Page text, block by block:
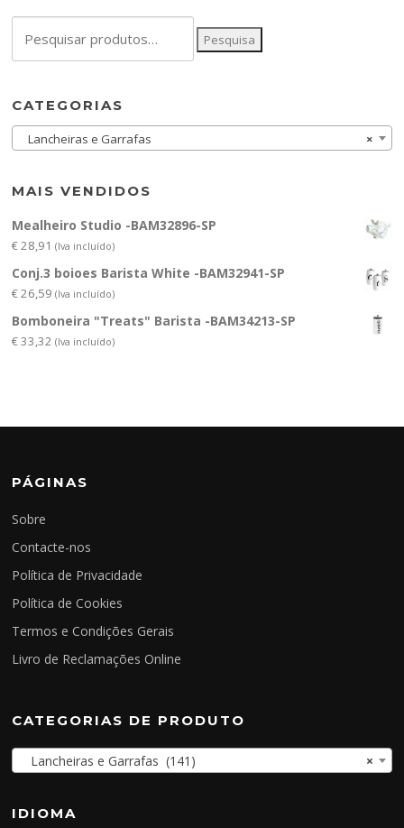
por:
Pesquisa
CATEGORIAS
×
Lancheiras e Garrafas
MAIS VENDIDOS
Mealheiro Studio -BAM32896-SP
€28,91 (Iva incluído)
Conj.3 boioes Barista White -BAM32941-SP
€26,59 (Iva incluído)
Bomboneira "Treats" Barista -BAM34213-SP
€33,32 (Iva incluído)
PÁGINAS
Sobre
Contacte-nos
Política de Privacidade
Política de Cookies
Termos e Condições Gerais
Livro de Reclamações Online
CATEGORIAS DE PRODUTO
×
Lancheiras e Garrafas (141)
IDIOMA